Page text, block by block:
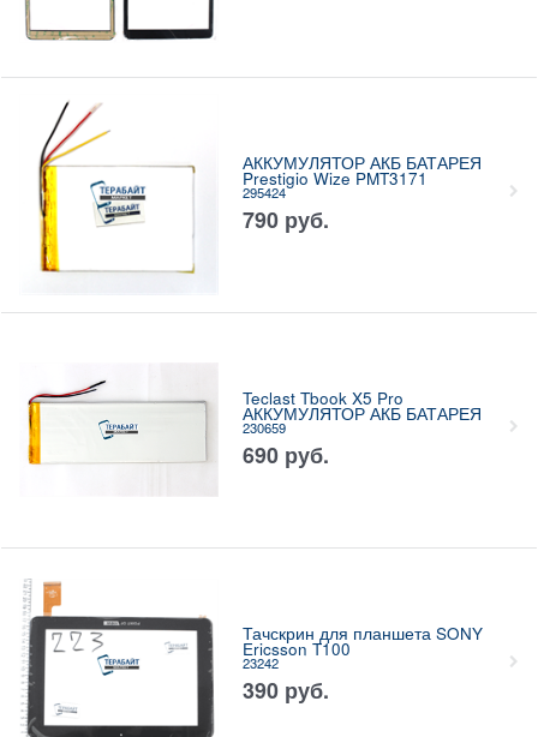
АККУМУЛЯТОР АКБ БАТАРЕЯ
Prestigio Wize PMT3171
295424
790 руб.
Teclast Tbook X5 Pro
АККУМУЛЯТОР АКБ БАТАРЕЯ
230659
690 руб.
Тачскрин для планшета SONY
Ericsson T100
23242
390 руб.